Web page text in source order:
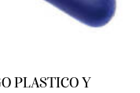
PLASTICO Y